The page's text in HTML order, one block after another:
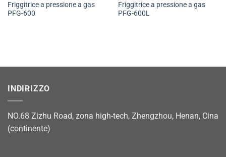
Friggitrice a pressione a gas
PFG-600
Friggitrice a pressione a gas
PFG-600L
INDIRIZZO
NO.68 Zizhu Road, zona high-tech, Zhengzhou, Henan, Cina
(continente)